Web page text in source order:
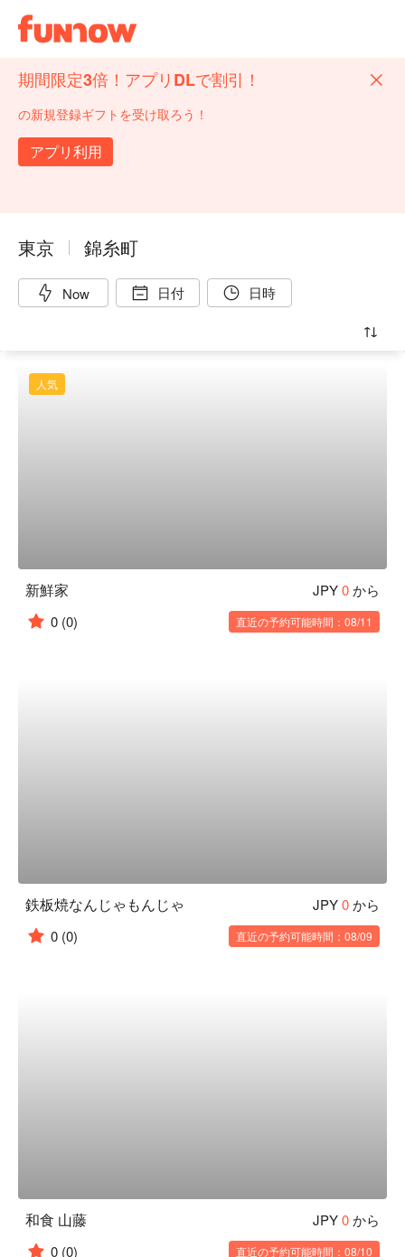
期間限定3倍！アプリDLで割引！
の新規登録ギフトを受け取ろう！
アプリ利用
東京 錦糸町
Now 日付 日時
人気
新鮮家 JPY0から
0 (0) 直近の予約可能時間：08/11
鉄板焼なんじゃもんじゃ JPY0から
0 (0) 直近の予約可能時間：08/09
和食 山藤 JPY0から
0 (0) 直近の予約可能時間：08/10